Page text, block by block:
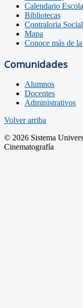
Calendario
Bibliotecas
Contraloria Social
Mapa
Conoce más de
Comunidades
Alumnos
Docentes
Administrativos
Volver arriba
© 2026 Sistema
Cinematografía